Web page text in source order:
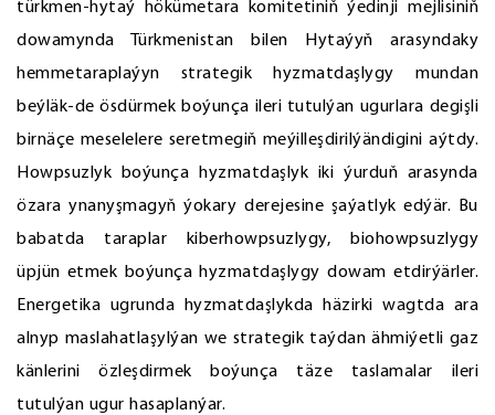
türkmen-hytaý hökümetara komitetiniň ýedinji mejlisiniň
dowamynda Türkmenistan bilen Hytaýyň arasyndaky
hemmetaraplaýyn strategik hyzmatdaşlygy mundan
beýläk-de ösdürmek boýunça ileri tutulýan ugurlara degişli
birnäçe meselelere seretmegiň meýilleşdirilýändigini aýtdy.
Howpsuzlyk boýunça hyzmatdaşlyk iki ýurduň arasynda
özara ynanyşmagyň ýokary derejesine şaýatlyk edýär. Bu
babatda taraplar kiberhowpsuzlygy, biohowpsuzlygy
üpjün etmek boýunça hyzmatdaşlygy dowam etdirýärler.
Energetika ugrunda hyzmatdaşlykda häzirki wagtda ara
alnyp maslahatlaşylýan we strategik taýdan ähmiýetli gaz
känlerini özleşdirmek boýunça täze taslamalar ileri
tutulýan ugur hasaplanýar.